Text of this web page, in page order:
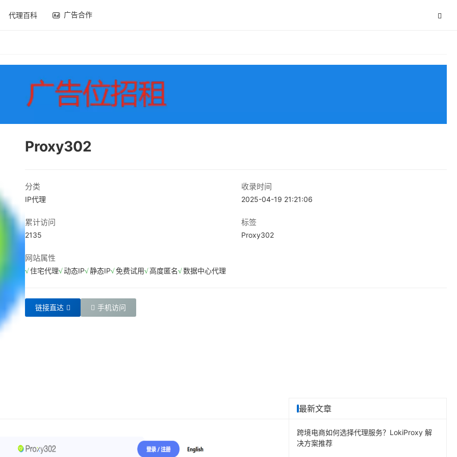
代理百科 广告合作
Proxy302
分类
IP代理
收录时间
2025-04-19 21:21:06
累计访问
2135
标签
Proxy302
网站属性
住宅代理 动态IP 静态IP 免费试用 高度匿名 数据中心代理
链接直达 手机访问
最新文章
跨境电商如何选择代理服务？LokiProxy 解
决方案推荐